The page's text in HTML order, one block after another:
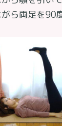
ら両足を90